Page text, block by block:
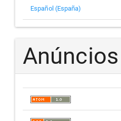
Español (España)
Anúncios